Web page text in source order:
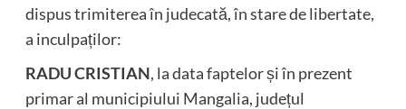
dispus trimiterea în judecată, în stare de libertate,
a inculpaților:
RADU CRISTIAN, la data faptelor și în prezent
primar al municipiului Mangalia, județul